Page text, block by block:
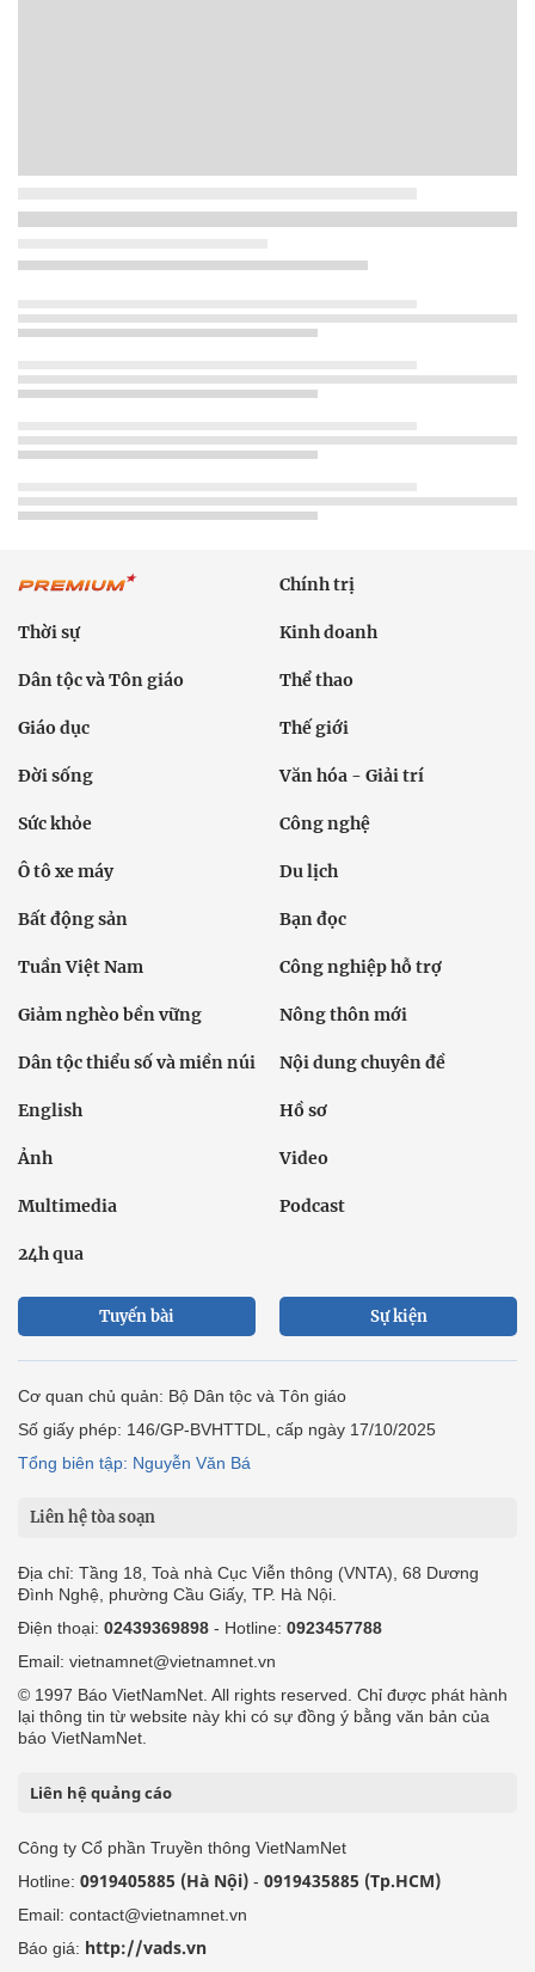
Chính trị
Thời sự Kinh doanh
Dân tộc và Tôn giáo Thể thao
Giáo dục Thế giới
Đời sống Văn hóa - Giải trí
Sức khỏe Công nghệ
Ô tô xe máy Du lịch
Bất động sản Bạn đọc
Tuần Việt Nam Công nghiệp hỗ trợ
Giảm nghèo bền vững Nông thôn mới
Dân tộc thiểu số và miền núi Nội dung chuyên đề
English Hồ sơ
Ảnh Video
Multimedia Podcast
24h qua
Tuyến bài Sự kiện
Cơ quan chủ quản: Bộ Dân tộc và Tôn giáo
Số giấy phép: 146/GP-BVHTTDL, cấp ngày 17/10/2025
Tổng biên tập: Nguyễn Văn Bá
Liên hệ tòa soạn
Địa chỉ: Tầng 18, Toà nhà Cục Viễn thông (VNTA), 68 Dương
Đình Nghệ, phường Cầu Giấy, TP. Hà Nội.
Điện thoại: 02439369898 - Hotline: 0923457788
Email: vietnamnet@vietnamnet.vn
© 1997 Báo VietNamNet. All rights reserved. Chỉ được phát hành
lại thông tin từ website này khi có sự đồng ý bằng văn bản của
báo VietNamNet.
Liên hệ quảng cáo
Công ty Cổ phần Truyền thông VietNamNet
Hotline: 0919405885 (Hà Nội) - 0919435885 (Tp.HCM)
Email: contact@vietnamnet.vn
Báo giá: http://vads.vn